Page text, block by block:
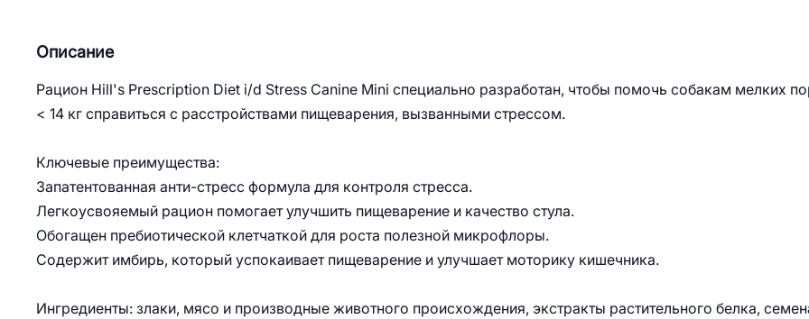
Описание
Рацион Hill's Prescription Diet i/d Stress Canine Mini специально разработан, чтобы помочь собакам мелких
< 14 кг справиться с расстройствами пищеварения, вызванными стрессом.
Ключевые преимущества:
Запатентованная анти-стресс формула для контроля стресса.
Легкоусвояемый рацион помогает улучшить пищеварение и качество стула.
Обогащен пребиотической клетчаткой для роста полезной микрофлоры.
Содержит имбирь, который успокаивает пищеварение и улучшает моторику кишечника.
Ингредиенты: злаки, мясо и производные животного происхождения, экстракты растительного белка,